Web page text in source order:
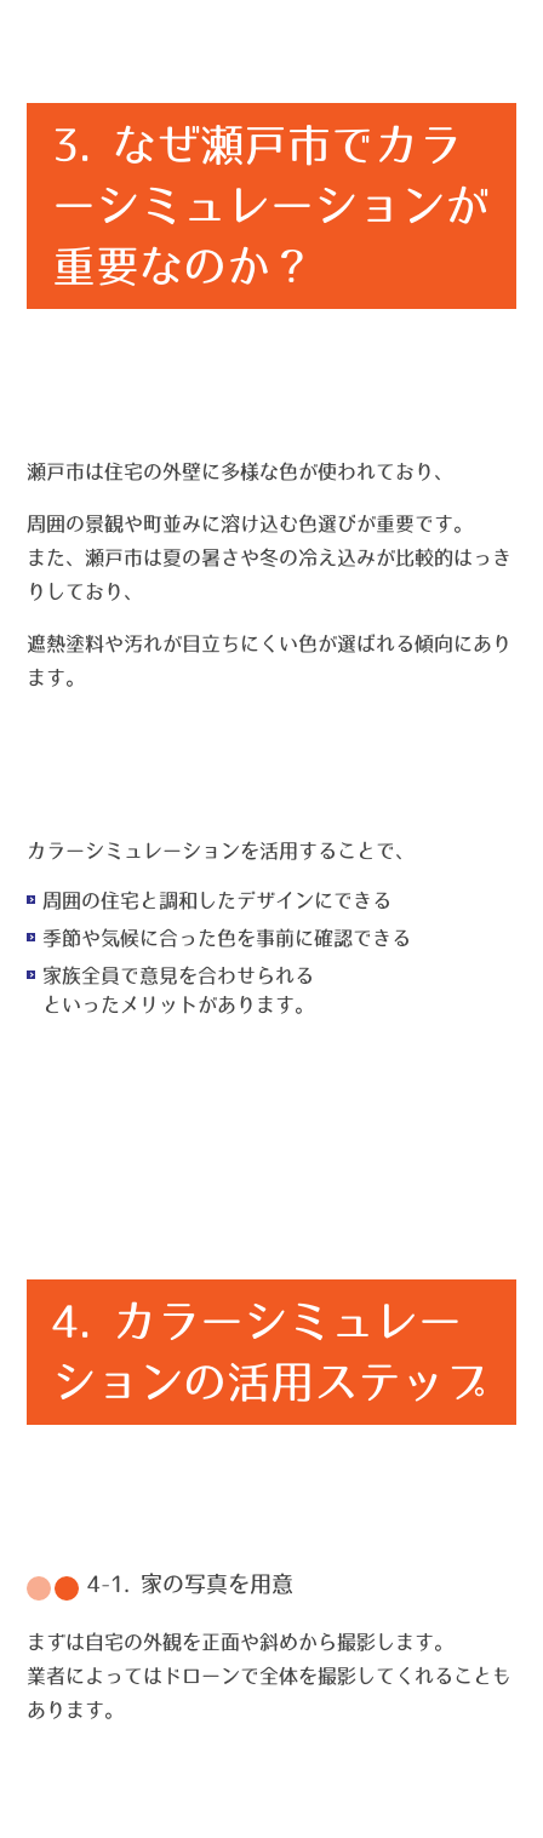
3. なぜ瀬戸市でカラ
ーシミュレーションが
重要なのか？
瀬戸市は住宅の外壁に多様な色が使われており、
周囲の景観や町並みに溶け込む色選びが重要です。
また、瀬戸市は夏の暑さや冬の冷え込みが比較的はっき
りしており、
遮熱塗料や汚れが目立ちにくい色が選ばれる傾向にあり
ます。
カラーシミュレーションを活用することで、
周囲の住宅と調和したデザインにできる
季節や気候に合った色を事前に確認できる
家族全員で意見を合わせられる
といったメリットがあります。
4. カラーシミュレー
ションの活用ステップ
4-1. 家の写真を用意
まずは自宅の外観を正面や斜めから撮影します。
業者によってはドローンで全体を撮影してくれることも
あります。